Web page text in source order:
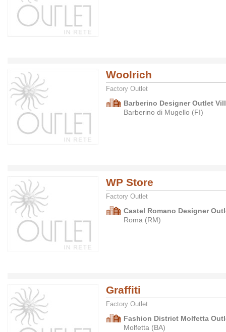
Woolrich
Factory Outlet
Barberino Designer Outlet
Barberino di Mugello (FI)
WP Store
Factory Outlet
Castel Romano Designer
Roma (RM)
Graffiti
Factory Outlet
Fashion District Molfetta
Molfetta (BA)